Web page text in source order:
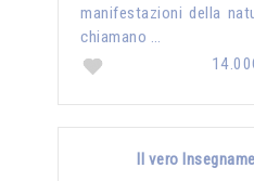
manifestazioni della
chiamano …
Il vero